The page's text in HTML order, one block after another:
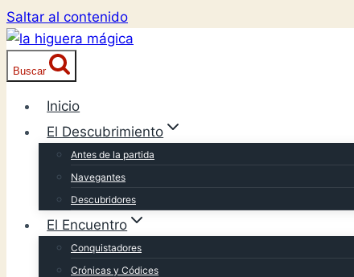
Saltar al contenido
Buscar
Inicio
El Descubrimiento
Antes de la partida
Navegantes
Descubridores
El Encuentro
Conquistadores
Crónicas y Códices